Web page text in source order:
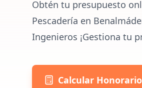
Obtén tu presupuesto
Pescadería en
Ingenieros ¡Gestiona tu
Calcular